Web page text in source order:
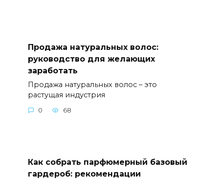
Продажа натуральных волос:
руководство для желающих
заработать
Продажа натуральных волос – это
растущая индустрия
0 68
Как собрать парфюмерный базовый
гардероб: рекомендации